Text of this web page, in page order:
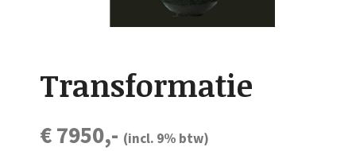
Transformatie
€ 7950,- (incl. 9% btw)